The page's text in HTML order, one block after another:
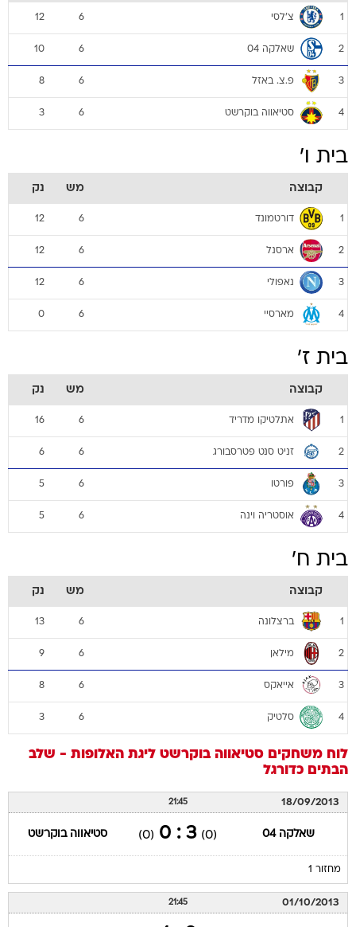
1 צ'לסי 6
12
2 שאלקה 04 6
10
3 פ.צ. באזל 6
8
4 סטיאווה בוקרשט 6
3
בית ו'
קבוצה מש נק
1 דורטמונד 6
12
2 ארסנל 6
12
3 נאפולי 6
12
4 מארסיי 6
0
בית ז'
קבוצה מש נק
1 אתלטיקו מדריד 6
16
2 זניט סנט פטרסבורג 6
6
3 פורטו 6
5
4 אוסטריה וינה 6
5
בית ח'
קבוצה מש נק
1 ברצלונה 6
13
2 מילאן 6
9
3 אייאקס 6
8
4 סלטיק 6
3
לוח משחקים סטיאווה בוקרשט ליגת האלופות - שלב
הבתים כדורגל
18/09/2013
21:45
שאלקה 04 (0)
3 : 0
(0) סטיאווה בוקרשט
מחזור 1
01/10/2013
21:45